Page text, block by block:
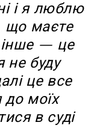
і я люблю
що маєте
— це
не буду
це все
до моїх
в суді